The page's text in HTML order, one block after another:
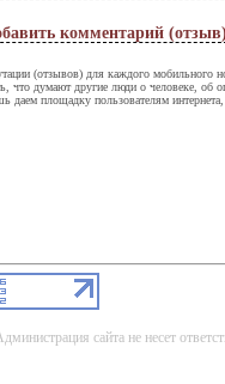
комментарий
(отзывов) для каждого
что думают другие люди о человеке, об
даем площадку пользователям
сайта не несет